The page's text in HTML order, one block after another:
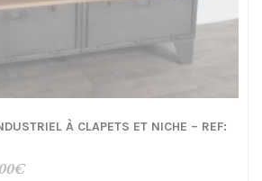
À CLAPETS ET NICHE – REF:
€Plage